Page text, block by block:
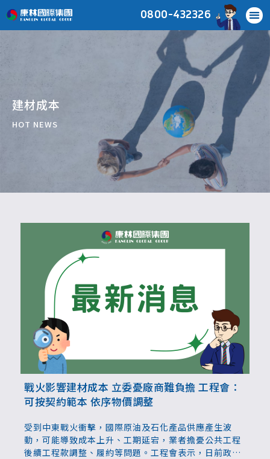
0800-432326
建材成本
HOT NEWS
戰火影響建材成本 立委憂廠商難負擔 工程會：
可按契約範本 依序物價調整
受到中東戰火衝擊，國際原油及石化產品供應產生波
動，可能導致成本上升、工期延宕，業者擔憂公共工程
後續工程款調整、履約等問題。工程會表示，日前政院